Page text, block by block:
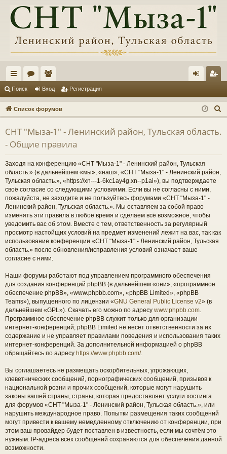
с
ы
лк
и
ум
ы
ол
ьз
ов
ат
ел
и
д ис
тр
ац
Поиск Вход Регистрация
Список форумов
о
СНТ "Мыза-1" - Ленинский район, Тульская область.
- Общие правила
Заходя на конференцию «СНТ "Мыза-1" - Ленинский район, Тульская
область.» (в дальнейшем «мы», «наш», «СНТ "Мыза-1" - Ленинский район,
Тульская область.», «https://xn---1-6kc1ay4g.xn--p1ai»), вы подтверждаете
своё согласие со следующими условиями. Если вы не согласны с ними,
пожалуйста, не заходите и не пользуйтесь форумами «СНТ "Мыза-1" -
Ленинский район, Тульская область.». Мы оставляем за собой право
изменять эти правила в любое время и сделаем всё возможное, чтобы
уведомить вас об этом. Вместе с тем, ответственность за регулярный
просмотр настойщих условий на предмет изменений лежит на вас, так как
использование конференции «СНТ "Мыза-1" - Ленинский район, Тульская
область.» после обновления/исправления условий означает ваше
согласие с ними.
Наши форумы работают под управлением программного обеспечения
для создания конференций phpBB (в дальнейшем «они», «программное
обеспечение phpBB», «www.phpbb.com», «phpBB Limited», «phpBB
Teams»), выпущенного по лицензии «GNU General Public License v2» (в
дальнейшем «GPL»). Скачать его можно по адресу www.phpbb.com
Программное обеспечение phpBB служит только для организации
интернет-конференций; phpBB Limited не несёт ответственности за их
содержание и не управляет правилами поведения и использования таких
интернет-конференций. За дополнительной информацией о phpBB
обращайтесь по адресу https://www.phpbb.com/.
Вы соглашаетесь не размещать оскорбительных, угрожающих,
клеветнических сообщений, порнографических сообщений, призывов к
национальной розни и прочих сообщений, которые могут нарушить
законы вашей страны, страны, которая предоставляет услуги хостинга
для форумов «СНТ "Мыза-1" - Ленинский район, Тульская область.», или
нарушить международное право. Попытки размещения таких сообщений
могут привести к вашему немедленному отключению от конференции, при
этом ваш провайдер будет поставлен в известность, если мы сочтём это
нужным. IP-адреса всех сообщений сохраняются для обеспечения данной
возможности.